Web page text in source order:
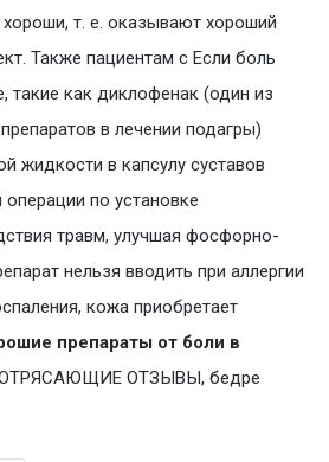
т. е. оказывают хороший
Также пациентам с Если боль
такие как диклофенак (один из
в лечении подагры)
жидкости в капсулу суставов
по установке
травм, улучшая фосфорно-
нельзя вводить при аллергии
кожа приобретает
препараты от боли в
ОТЗЫВЫ, бедре